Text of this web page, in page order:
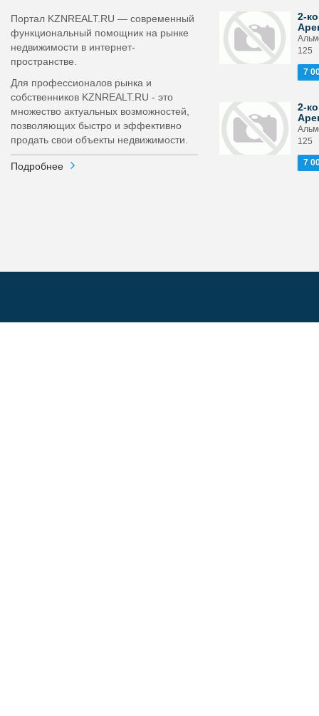
Портал KZNREALT.RU — современный
функциональный помощник на рынке
недвижимости в интернет-
пространстве.
Для профессионалов рынка и
собственников KZNREALT.RU - это
множество актуальных возможностей,
позволяющих быстро и эффективно
продать свои объекты недвижимости.
Подробнее
2-
125
7
2-
125
7